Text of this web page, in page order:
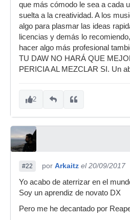
que más cómodo le sea a cada
suelta a la creatividad. A los
algo para plasmar las ideas
licencias y demás lo
hacer algo más profesional
TU DAW NO HARÁ QUE
PERICIA AL MEZCLAR SI. Un
2
#22 por Arkaitz el 20/09/2017
Yo acabo de aterrizar en el
Soy un aprendiz de novato DX
Pero me he decantado por